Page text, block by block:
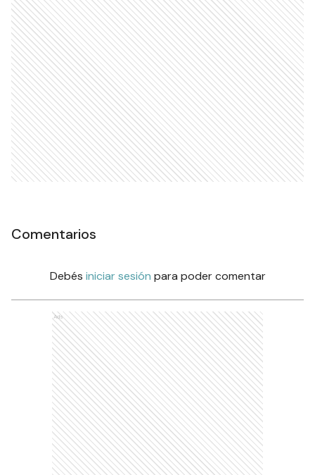
Comentarios
Debés iniciar sesión para poder comentar
Ads